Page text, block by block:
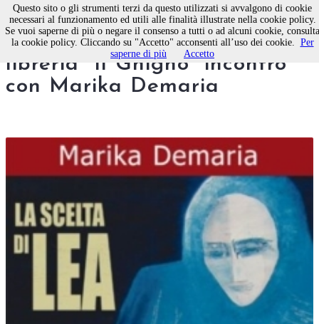
Molfetta, questa sera alla
libreria “Il Ghigno” incontro
con Marika Demaria
Questo sito o gli strumenti terzi da questo utilizzati si avvalgono di cookie
necessari al funzionamento ed utili alle finalità illustrate nella cookie policy.
Se vuoi saperne di più o negare il consenso a tutti o ad alcuni cookie, consulta
la cookie policy. Cliccando su "Accetto" acconsenti all’uso dei cookie. Per
saperne di più
Accetto